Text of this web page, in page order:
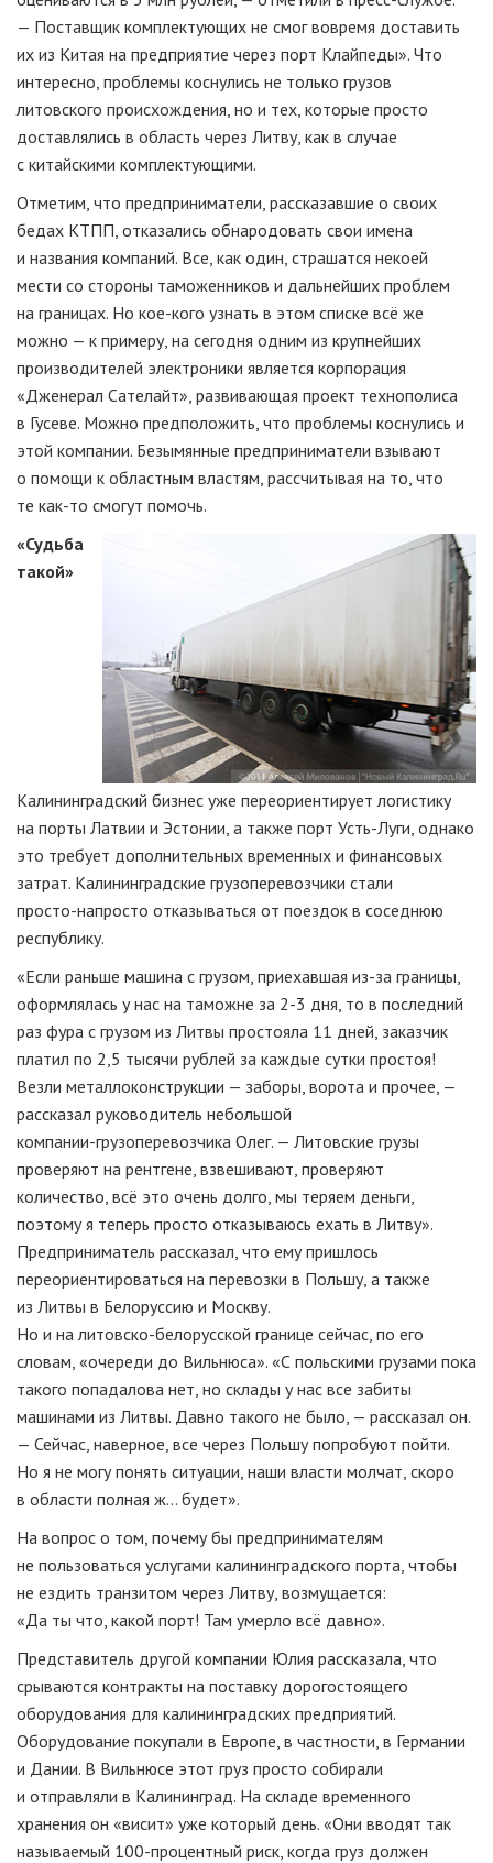
— Поставщик комплектующих не смог вовремя доставить
их из Китая на предприятие через порт Клайпеды». Что
интересно, проблемы коснулись не только грузов
литовского происхождения, но и тех, которые просто
доставлялись в область через Литву, как в случае
с китайскими комплектующими.
Отметим, что предприниматели, рассказавшие о своих
бедах КТПП, отказались обнародовать свои имена
и названия компаний. Все, как один, страшатся некоей
мести со стороны таможенников и дальнейших проблем
на границах. Но кое-кого узнать в этом списке всё же
можно — к примеру, на сегодня одним из крупнейших
производителей электроники является корпорация
«Дженерал Сателайт», развивающая проект технополиса
в Гусеве. Можно предположить, что проблемы коснулись и
этой компании. Безымянные предприниматели взывают
о помощи к областным властям, рассчитывая на то, что
те как-то смогут помочь.
«Судьба
такой»
Калининградский бизнес уже переориентирует логистику
на порты Латвии и Эстонии, а также порт Усть-Луги , однако
это требует дополнительных временных и финансовых
затрат. Калининградские грузоперевозчики стали
просто-напросто отказываться от поездок в соседнюю
республику.
«Если раньше машина с грузом, приехавшая из-за границы,
оформлялась у нас на таможне за 2-3 дня , то в последний
раз фура с грузом из Литвы простояла 11 дней, заказчик
платил по 2,5 тысячи рублей за каждые сутки простоя!
Везли металлоконструкции — заборы, ворота и прочее, —
рассказал руководитель небольшой
компании-грузоперевозчика Олег. — Литовские грузы
проверяют на рентгене, взвешивают, проверяют
количество, всё это очень долго, мы теряем деньги,
поэтому я теперь просто отказываюсь ехать в Литву».
Предприниматель рассказал, что ему пришлось
переориентироваться на перевозки в Польшу, а также
из Литвы в Белоруссию и Москву.
Но и на литовско-белорусской границе сейчас, по его
словам, «очереди до Вильнюса». «С польскими грузами пока
такого попадалова нет, но склады у нас все забиты
машинами из Литвы. Давно такого не было, — рассказал он.
— Сейчас, наверное, все через Польшу попробуют пойти.
Но я не могу понять ситуации, наши власти молчат, скоро
в области полная ж… будет».
На вопрос о том, почему бы предпринимателям
не пользоваться услугами калининградского порта, чтобы
не ездить транзитом через Литву, возмущается:
«Да ты что, какой порт! Там умерло всё давно».
Представитель другой компании Юлия рассказала, что
срываются контракты на поставку дорогостоящего
оборудования для калининградских предприятий.
Оборудование покупали в Европе, в частности, в Германии
и Дании. В Вильнюсе этот груз просто собирали
и отправляли в Калининград. На складе временного
хранения он «висит» уже который день. «Они вводят так
называемый 100-процентный риск, когда груз должен